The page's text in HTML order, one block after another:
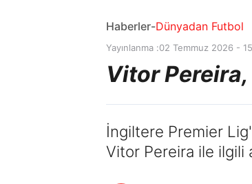
Haberler-Dünyadan Futbol
Yayınlanma :02 Temmuz 2026 -
Vitor Pereira,
İngiltere Premier
Vitor Pereira ile ilgili